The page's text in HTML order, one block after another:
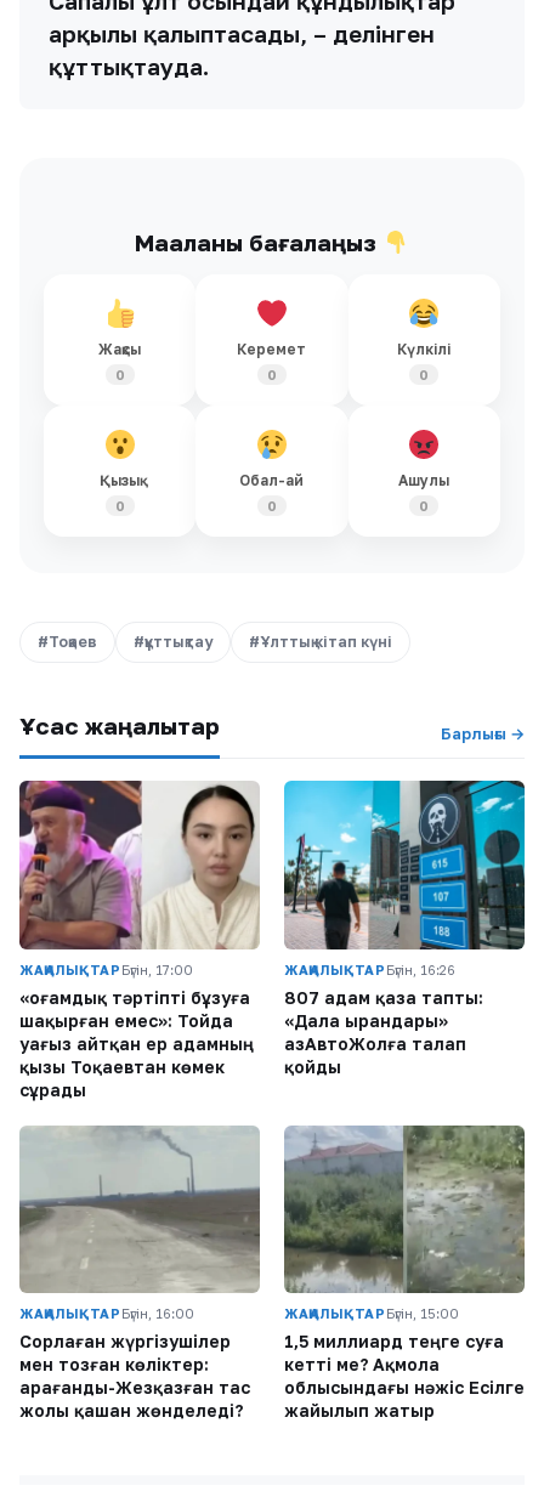
арқылы қалыптасады, – делінген
құттықтауда.
Мақаланы бағалаңыз
Жақсы
0
Керемет
0
Күлкілі
0
Қызық
0
Обал-ай
0
Ашулы
0
#Тоқаев #құттықтау #Ұлттық кітап күні
Ұқсас жаңалықтар Барлығы →
ЖАҢАЛЫҚТАР Бүгін, 17:00
«Қоғамдық тәртіпті бұзуға
шақырған емес»: Тойда
уағыз айтқан ер адамның
қызы Тоқаевтан көмек
сұрады
ЖАҢАЛЫҚТАР Бүгін, 16:26
807 адам қаза тапты:
«Дала Қырандары»
ҚазАвтоЖолға талап
қойды
ЖАҢАЛЫҚТАР Бүгін, 16:00
Сорлаған жүргізушілер
мен тозған көліктер:
Қарағанды-Жезқазған тас
жолы қашан жөнделеді?
ЖАҢАЛЫҚТАР Бүгін, 15:00
1,5 миллиард теңге суға
кетті ме? Ақмола
облысындағы нәжіс Есілге
жайылып жатыр